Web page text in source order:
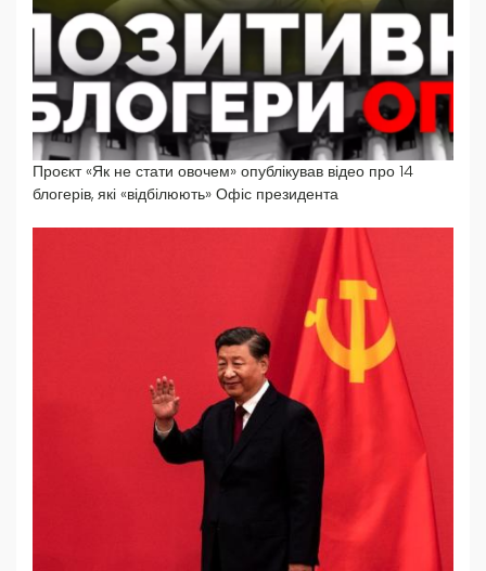
Проєкт «Як не стати овочем» опублікував відео про 14
блогерів, які «відбілюють» Офіс президента